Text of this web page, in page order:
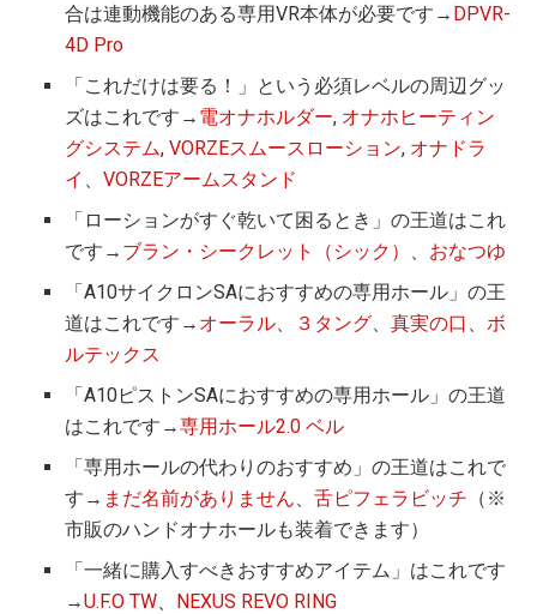
合は連動機能のある専用VR本体が必要です→ DPVR-
4D Pro
「これだけは要る！」という必須レベルの周辺グッ
ズはこれです→ 電オナホルダー, オナホヒーティン
グシステム,VORZEスムースローション, オナドラ
イ 、VORZEアームスタンド
「ローションがすぐ乾いて困るとき」の王道はこれ
です→ ブラン・シークレット（シック） 、 おなつゆ
「A10サイクロンSAにおすすめの専用ホール」の王
道はこれです→ オーラル、 ３タング、真実の口 、ボ
ルテックス
「A10ピストンSAにおすすめの専用ホール」の王道
はこれです→専用ホール2.0 ベル
「専用ホールの代わりのおすすめ」の王道はこれで
す→ まだ名前がありません、舌ピフェラビッチ （※
市販のハンドオナホールも装着できます）
「一緒に購入すべきおすすめアイテム」はこれです
→U.F.O TW、 NEXUS REVO RING